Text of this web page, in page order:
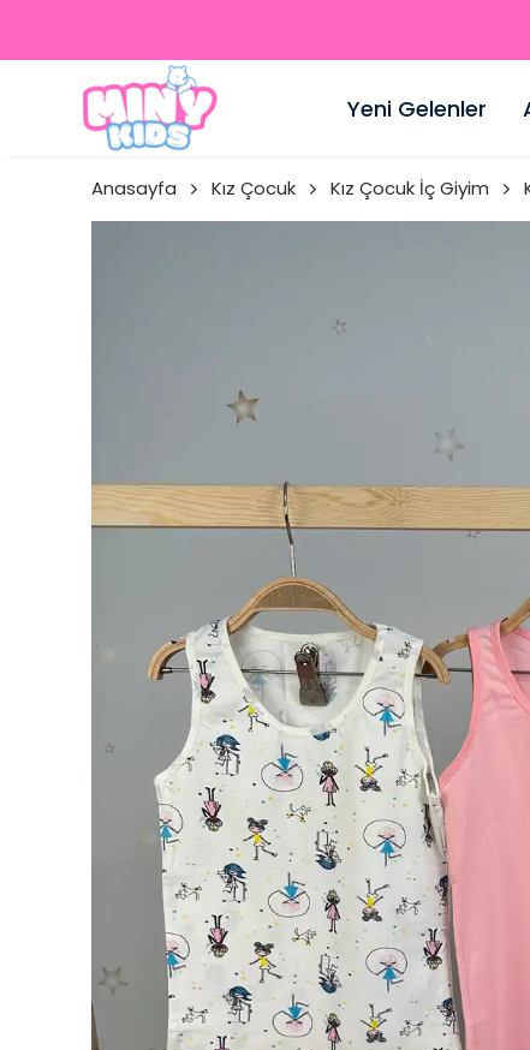
Yeni Gelenler
Anasayfa Kız Çocuk Kız Çocuk İç Giyim